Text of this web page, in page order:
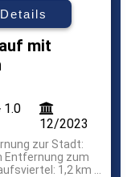
Details
mit
1.0
12/2023
zur Stadt:
Entfernung zum
1,2 km ...